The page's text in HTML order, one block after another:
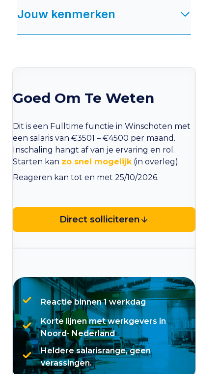
Jouw kenmerken
Goed Om Te Weten
Dit is een Fulltime functie in Winschoten met
een salaris van €3501 – €4500 per maand.
Inschaling hangt af van je ervaring en rol.
Starten kan zo snel mogelijk(in overleg).
Reageren kan tot en met 25/10/2026.
Direct solliciteren
Reactie binnen 1 werkdag
Korte lijnen met werkgevers in
Noord- Nederland
Heldere salarisrange, geen
verassingen.